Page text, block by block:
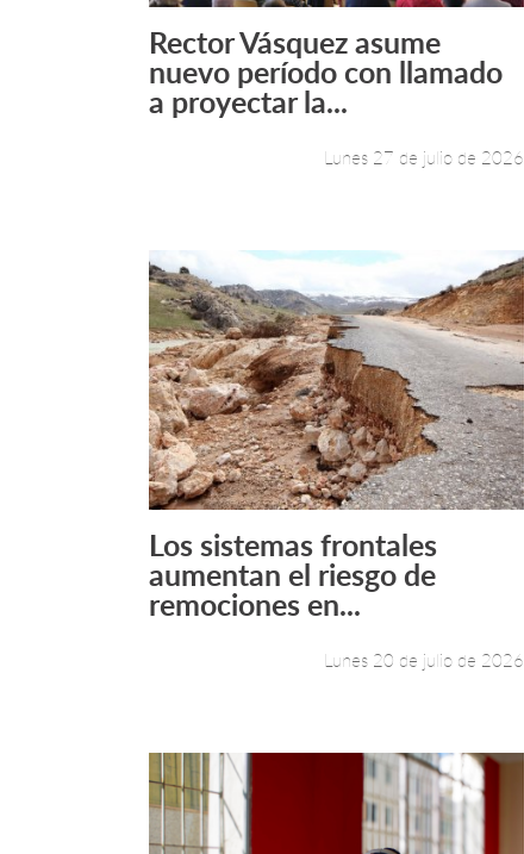
Leer más +
Rector Vásquez asume
nuevo período con llamado
a proyectar la...
Lunes 27 de julio de 2026
Leer más +
Los sistemas frontales
aumentan el riesgo de
remociones en...
Lunes 20 de julio de 2026